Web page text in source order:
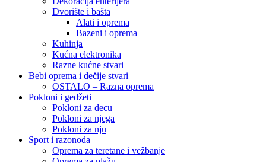
Dvorište i bašta
Alati i oprema
Bazeni i oprema
Kuhinja
Kućna elektronika
Razne kućne stvari
Bebi oprema i dečije stvari
OSTALO – Razna oprema
Pokloni i gedžeti
Pokloni za decu
Pokloni za njega
Pokloni za nju
Sport i razonoda
Oprema za teretane i vežbanje